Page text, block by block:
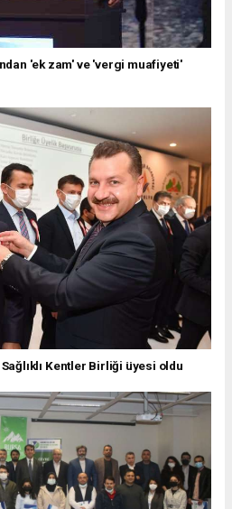
'ek zam' ve 'vergi muafiyeti'
Kentler Birliği üyesi oldu